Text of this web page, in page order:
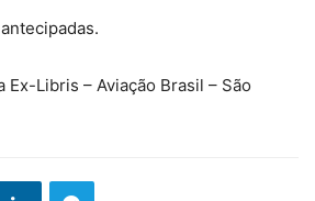
Ex-Libris – Aviação Brasil – São